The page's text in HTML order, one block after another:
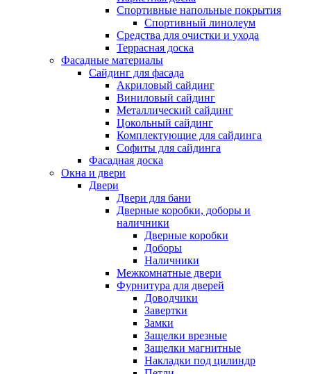
Спортивные напольные покрытия
Спортивный линолеум
Средства для очистки и ухода
Террасная доска
Фасадные материалы
Сайдинг для фасада
Акриловый сайдинг
Виниловый сайдинг
Металлический сайдинг
Цокольный сайдинг
Комплектующие для сайдинга
Софиты для сайдинга
Фасадная доска
Окна и двери
Двери
Двери для бани
Дверные коробки, доборы и
наличники
Дверные коробки
Доборы
Наличники
Межкомнатные двери
Фурнитура для дверей
Доводчики
Завертки
Замки
Защелки врезные
Защелки магнитные
Накладки под цилиндр